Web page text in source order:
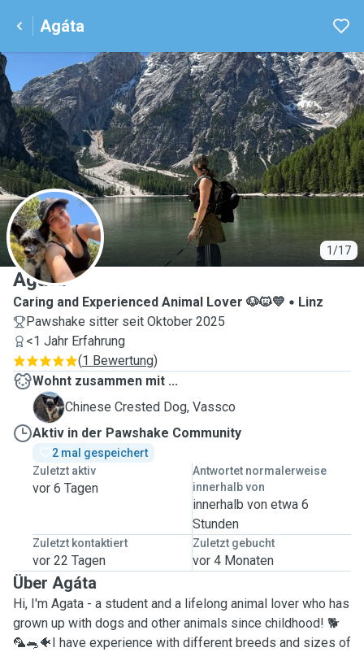
Agáta
1/17
A
Agáta
Caring and Experienced Animal Lover 🐶🐱💛
Linz
Pawshake sitter seit Oktober 2025
<1 Jahr Erfahrung
(1 Bewertung)
Wohnt zusammen mit ...
V
Chinese Crested Dog, Vassco
Aktiv in der Pawshake Community
2 mal gespeichert
Zuletzt aktiv
vor 6 Tagen
Antwortet normalerweise
innerhalb von
innerhalb von etwa 6
Stunden
Zuletzt kontaktiert
vor 22 Tagen
Zuletzt gebucht
vor 4 Monaten
Über Agáta
Hi, I'm Agata - a student and a lifelong animal lover who has
grown up with dogs and other animals since childhood! 🐕
🦜🐀🐠I have experience with different breeds and sizes of